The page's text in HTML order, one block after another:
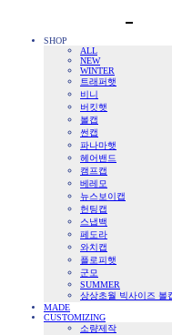
SHOP
ALL
NEW
WINTER
트래퍼햇
비니
버킷햇
볼캡
썬캡
파나마햇
헤어밴드
캠프캡
베레모
뉴스보이캡
헌팅캡
스냅백
페도라
와치캡
플로피햇
군모
SUMMER
상상초월 빅사이즈 볼
MADE
CUSTOMIZING
소량제작